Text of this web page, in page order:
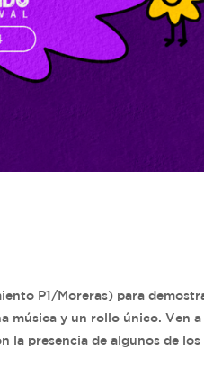
P1/Moreras) para
música y un rollo único. Ven
la presencia de algunos de los